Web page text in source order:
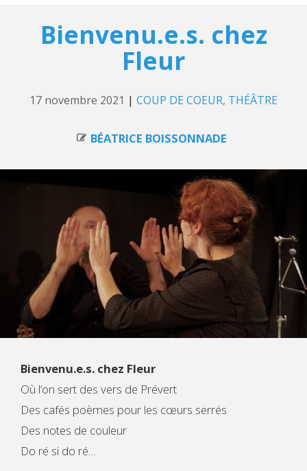
Bienvenu.e.s. chez
Fleur
17 novembre 2021 | COUP DE COEUR THÉÂTRE
BÉATRICE BOISSONNADE
Bienvenu.e.s. chez Fleur
Où l’on sert des vers de Prévert
Des cafés poèmes pour les cœurs serrés
Des notes de couleur
Do ré si do ré…